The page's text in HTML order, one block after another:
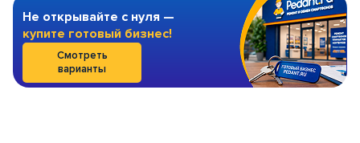
Не открывайте с нуля —
купите готовый бизнес!
Смотреть
варианты